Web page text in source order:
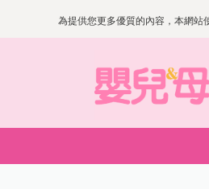
為提供您更多優質的內容，本網